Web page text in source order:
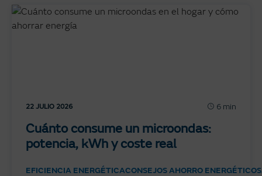
22 JULIO 2026 6 min
Cuánto consume un microondas:
potencia, kWh y coste real
EFICIENCIA ENERGÉTICACONSEJOS AHORRO ENERGÉTICO